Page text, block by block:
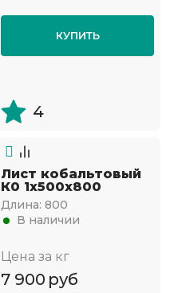
КУПИТЬ
4
Лист кобальтовый
К0 1x500x800
Длина: 800
В наличии
Цена за кг
7 900 руб